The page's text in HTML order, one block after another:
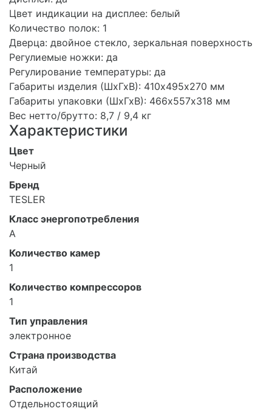
Цвет индикации на дисплее: белый
Количество полок: 1
Дверца: двойное стекло, зеркальная поверхность
Регулиемые ножки: да
Регулирование температуры: да
Габариты изделия (ШхГхВ): 410х495х270 мм
Габариты упаковки (ШхГхВ): 466х557х318 мм
Вес нетто/брутто: 8,7 / 9,4 кг
Характеристики
Цвет
Черный
Бренд
TESLER
Класс энергопотребления
A
Количество камер
1
Количество компрессоров
1
Тип управления
электронное
Страна производства
Китай
Расположение
Отдельностоящий